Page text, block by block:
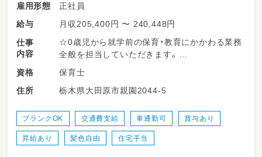
雇用形態
正社員
給与
月収205,400円 〜 240,448円
仕事
内容
☆0歳児から就学前の保育・教育にかかわる業務
全般を担当していただきます。
☆当初はクラスの副担任として勤務していただ
きますが、将来はクラス担任を担っていただけ
る方を募集いたします。
トを受けながら行事の責任者を担当していただ
くなど、キャリアアップしていただけます。
資格
保育士
住所
栃木県大田原市親園2044-5
ブランクOK 交通費支給 車通勤可 賞与あり
昇給あり 髪色自由 住宅手当